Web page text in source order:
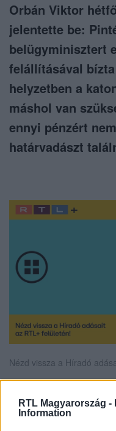
RTL Magyarország -
Information
Orbán Viktor
jelentette be:
belügyminisztert
felállításával
helyzetben a
máshol van
ennyi pénzért
határvadászt
Nézd vissza a Híradó
Itt állítsd be, hogy